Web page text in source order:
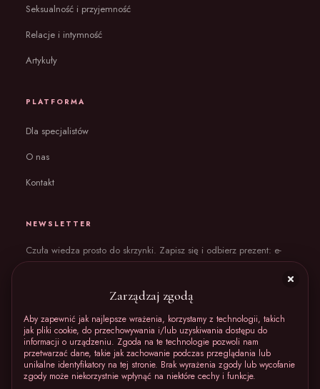
Zarządzaj zgodą
Aby zapewnić jak najlepsze wrażenia, korzystamy z technologii, takich
jak pliki cookie, do przechowywania i/lub uzyskiwania dostępu do
informacji o urządzeniu. Zgoda na te technologie pozwoli nam
przetwarzać dane, takie jak zachowanie podczas przeglądania lub
unikalne identyfikatory na tej stronie. Brak wyrażenia zgody lub wycofanie
zgody może niekorzystnie wpłynąć na niektóre cechy i funkcje.
Seksualność i przyjemność
Relacje i intymność
Artykuły
PLATFORMA
Dla specjalistów
O nas
Kontakt
NEWSLETTER
Czuła wiedza prosto do skrzynki. Zapisz się i odbierz prezent: e-
book „Ciało bez wstydu”.
DOŁĄCZAM I ODBIERAM E-BOOKA
AkceptujęRegulaminorazPolitykę prywatności.